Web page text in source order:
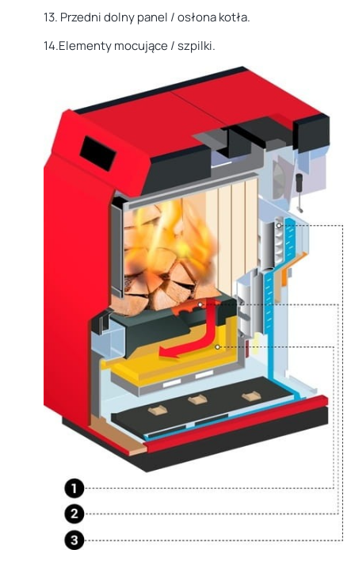
13. Przedni dolny panel / osłonakotła.
14.Elementy mocujące / szpilki.